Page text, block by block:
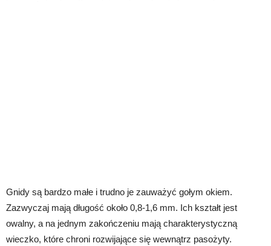
Gnidy są bardzo małe i trudno je zauważyć gołym okiem.
Zazwyczaj mają długość około 0,8-1,6 mm. Ich kształt jest
owalny, a na jednym zakończeniu mają charakterystyczną
wieczko, które chroni rozwijające się wewnątrz pasożyty.